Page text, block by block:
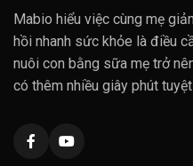
Mabio hiểu việc cùng mẹ
hồi nhanh sức khỏe là điều
nuôi con bằng sữa mẹ trở
có thêm nhiều giây phút